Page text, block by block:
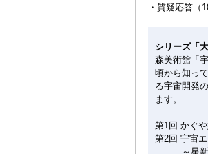
・質疑応答（
シリーズ「
森美術館「
頃から知っ
る宇宙開発
ます。
第1回 かぐ
第2回 宇宙
～星新一